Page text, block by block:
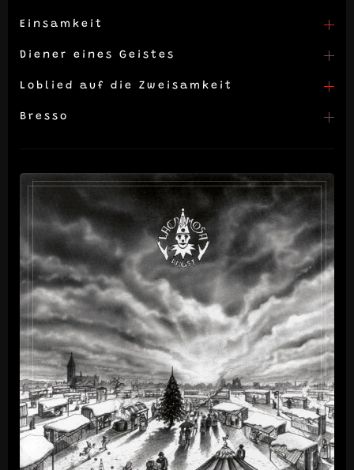
Einsamkeit
Diener eines Geistes
Loblied auf die Zweisamkeit
Bresso